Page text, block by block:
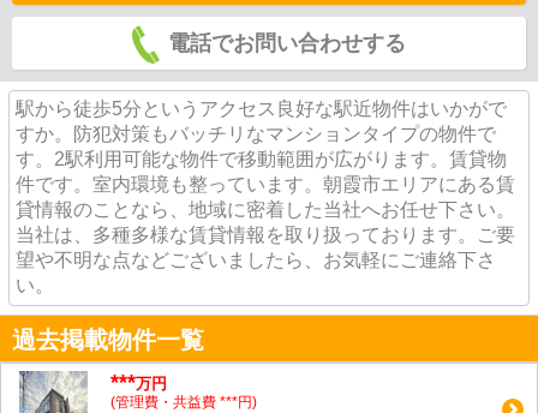
電話でお問い合わせする
駅から徒歩5分というアクセス良好な駅近物件はいかがで
すか。防犯対策もバッチリなマンションタイプの物件で
す。2駅利用可能な物件で移動範囲が広がります。賃貸物
件です。室内環境も整っています。朝霞市エリアにある賃
貸情報のことなら、地域に密着した当社へお任せ下さい。
当社は、多種多様な賃貸情報を取り扱っております。ご要
望や不明な点などございましたら、お気軽にご連絡下さ
い。
過去掲載物件一覧
***万円
(管理費・共益費 ***円)